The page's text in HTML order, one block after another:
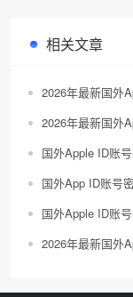
相关文章
2026年最新国外
2026年最新国外
国外Apple ID账
国外App ID账号
国外Apple ID账
2026年最新国外